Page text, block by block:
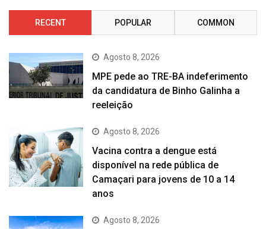
RECENT POPULAR COMMON
Agosto 8, 2026
MPE pede ao TRE-BA indeferimento
da candidatura de Binho Galinha a
reeleição
Agosto 8, 2026
Vacina contra a dengue está
disponível na rede pública de
Camaçari para jovens de 10 a 14
anos
Agosto 8, 2026